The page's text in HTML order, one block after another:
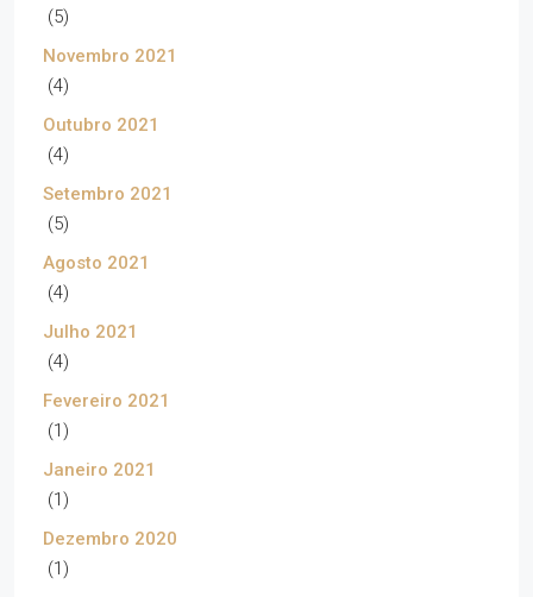
(5)
Novembro 2021
(4)
Outubro 2021
(4)
Setembro 2021
(5)
Agosto 2021
(4)
Julho 2021
(4)
Fevereiro 2021
(1)
Janeiro 2021
(1)
Dezembro 2020
(1)